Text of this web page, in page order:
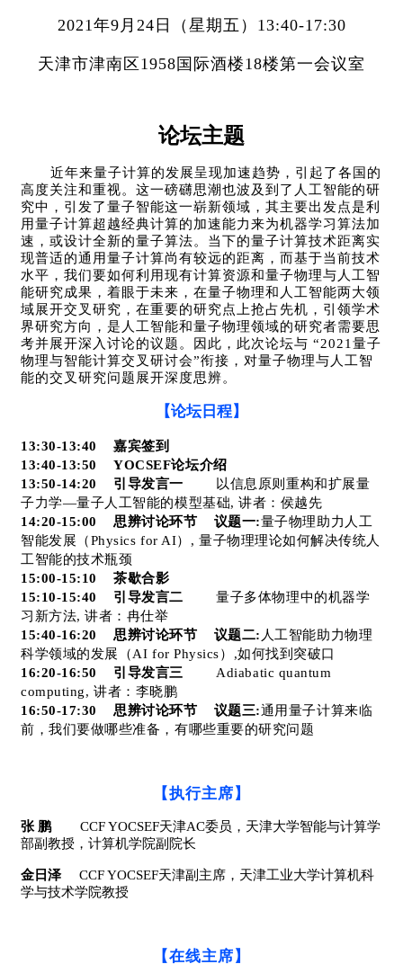
2021年9 月24日（星期五）13:40-17:30
天津市津南区1958国际酒楼18楼第一会议室
论坛主题
近年来量子计算的发展呈现加速趋势，引起了各国的
高度关注和重视。这一磅礴思潮也波及到了人工智能的研
究中，引发了量子智能这一崭新领域，其主要出发点是利
用量子计算超越经典计算的加速能力来为机器学习算法加
速，或设计全新的量子算法。当下的量子计算技术距离实
现普适的通用量子计算尚有较远的距离，而基于当前技术
水平，我们要如何利用现有计算资源和量子物理与人工智
能研究成果，着眼于未来，在量子物理和人工智能两大领
域展开交叉研究，在重要的研究点上抢占先机，引领学术
界研究方向，是人工智能和量子物理领域的研究者需要思
考并展开深入讨论的议题。因此，此次论坛与 “2021量子
物理与智能计算交叉研讨会”衔接，对量子物理与人工智
能的交叉研究问题展开深度思辨。
【论坛日程】
13:30-13:40嘉宾签到
13:40-13:50 YOCSEF论坛介绍
13:50-14:20 引导发言一
以信息原则重构和扩展量
子力学—量子人工智能的模型基础,讲者： 侯越先
14:20-15:00思辨讨论环节 议题一:量子物理助力人工
智能发展（Physics for AI）, 量子物理理论如何解决传统人
工智能的技术瓶颈
15:00-15:10茶歇合影
15:10-15:40 引导发言二量子多体物理中的机器学
习新方法, 讲者：冉仕举
15:40-16:20思辨讨论环节 议题二: 人工智能助力物理
科学领域的发展（AI for Physics）,如何找到突破口
16:20-16:50 引导发言三 Adiabatic quantum
computing, 讲者： 李晓鹏
16:50-17:30思辨讨论环节 议题三:通用量子计算来临
前，我们要做哪些准备，有哪些重要的研究问题
【执行主席】
张 鹏 CCF YOCSEF天津AC委员 ，天津大学智能与计算学
部副教授，计算机学院副院长
金日泽 CCF YOCSEF天津副主席 ，天津工业大学计算机科
学与技术学院教授
【在线主席】